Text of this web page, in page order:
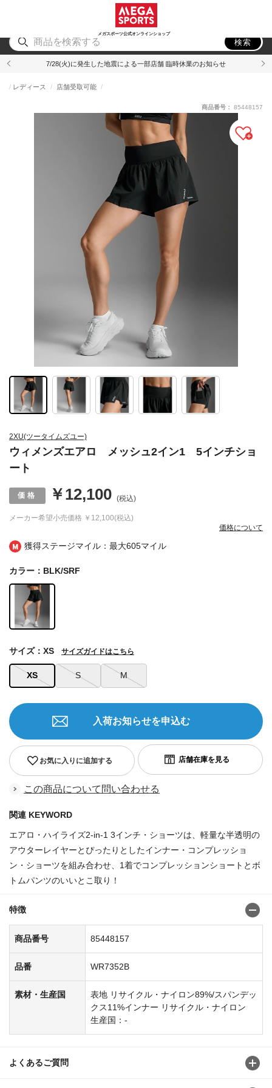
メガスポーツ公式オンラインショップ
アウトドア
検索
7/28(火)に発生した地震による一部店舗 臨時休業のお知らせ
獲得ステージマイル：最大605マイル
2XU(ツータイムズユー)
ウィメンズエアロ メッシュ2イン1 5インチショ
ート
レディース 店舗受取可能
メーカー希望小売価格 ￥12,100(税込)
￥12,100 (税込)
価格について
商品番号： 85448157
カラー：BLK/SRF
XS S M
サイズ：XS サイズガイドはこちら
お気に入りに追加する
入荷お知らせを申込む
この商品について問い合わせる
関連 KEYWORD
エアロ・ハイライズ2-in-1 3インチ・ショーツは、軽量な半透明の
アウターレイヤーとぴったりとしたインナー・コンプレッショ
ン・ショーツを組み合わせ、1着でコンプレッションショートとボ
トムパンツのいいとこ取り！
特徴
商品番号 85448157
品番 WR7352B
素材・生産国
表地 リサイクル・ナイロン89%/スパンデッ
クス11%インナー リサイクル・ナイロン
生産国：-
よくあるご質問